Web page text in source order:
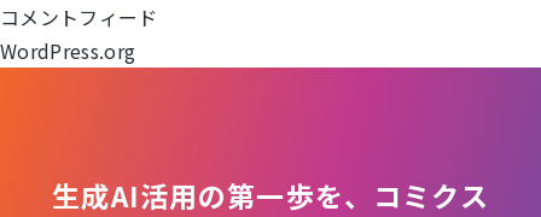
ン
コメントフィード
WordPress.org
生成AI活用の第一歩を、コミクス